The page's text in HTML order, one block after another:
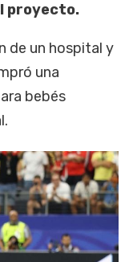
proyecto.
de un hospital y
una
bebés